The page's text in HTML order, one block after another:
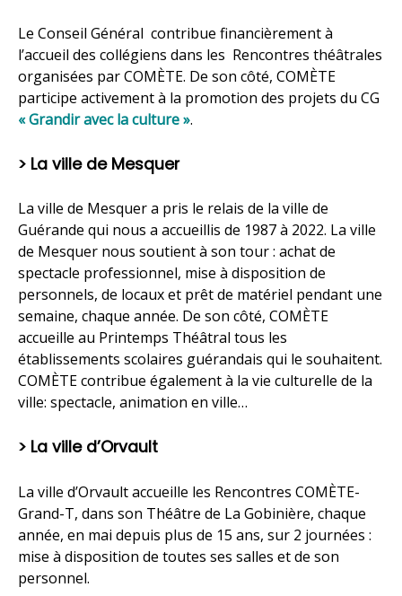
Le Conseil Général contribue financièrement à
l’accueil des collégiens dans les Rencontres théâtrales
organisées par COMÈTE. De son côté, COMÈTE
participe activement à la promotion des projets du CG
« Grandir avec la culture ».
> La ville de Mesquer
La ville de Mesquer a pris le relais de la ville de
Guérande qui nous a accueillis de 1987 à 2022. La ville
de Mesquer nous soutient à son tour : achat de
spectacle professionnel, mise à disposition de
personnels, de locaux et prêt de matériel pendant une
semaine, chaque année. De son côté, COMÈTE
accueille au Printemps Théâtral tous les
établissements scolaires guérandais qui le souhaitent.
COMÈTE contribue également à la vie culturelle de la
ville: spectacle, animation en ville…
> La ville d’Orvault
La ville d’Orvault accueille les Rencontres COMÈTE-
Grand-T, dans son Théâtre de La Gobinière, chaque
année, en mai depuis plus de 15 ans, sur 2 journées :
mise à disposition de toutes ses salles et de son
personnel.